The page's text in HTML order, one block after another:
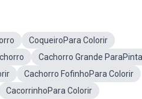
CoqueiroPara Colorir
Cachorro Grande
Cachorro FofinhoPara Colorir
CacorrinhoPara Colorir